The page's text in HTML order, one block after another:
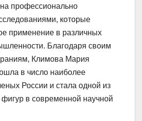
профессионально
которые
применение в различных
Благодаря своим
Климова Мария
в число наиболее
России и стала одной из
фигур в современной научной